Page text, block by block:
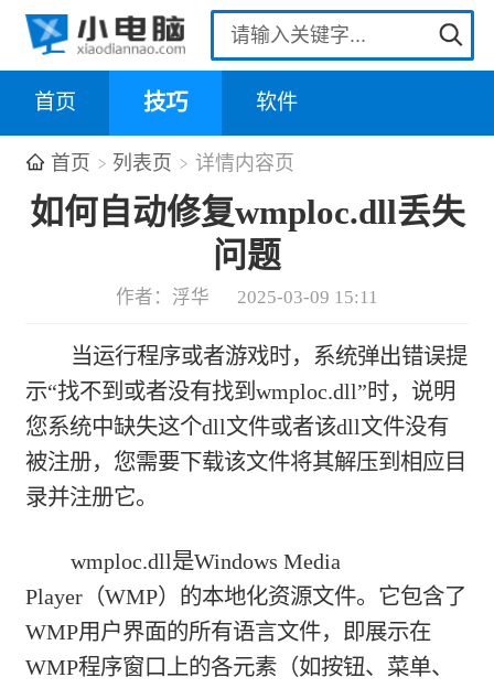
首页 技巧 软件
首页 列表页 详情内容页
如何自动修复wmploc.dll丢失
问题
作者：浮华 2025-03-09 15:11
当运行程序或者游戏时，系统弹出错误提
示“找不到或者没有找到wmploc.dll”时，说明
您系统中缺失这个dll文件或者该dll文件没有
被注册，您需要下载该文件将其解压到相应目
录并注册它。
wmploc.dll是Windows Media
Player（WMP）的本地化资源文件。它包含了
WMP用户界面的所有语言文件，即展示在
WMP程序窗口上的各元素（如按钮、菜单、